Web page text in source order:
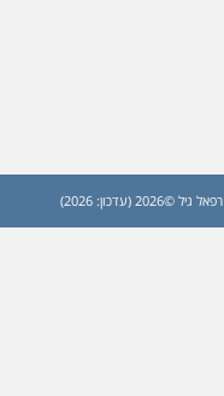
(עדכון: 2026)